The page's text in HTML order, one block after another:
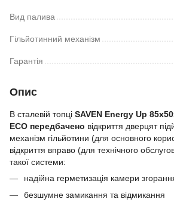
Вид палива
Гільйотинний механізм
Гарантія
Опис
В сталевій топці SAVEN Energy Up
ECO передбачено відкриття дверцят
механізм гільйотини (для основного
відкриття вправо (для технічного
такої системи:
надійна герметизація камери
безшумне замикання та відмикання